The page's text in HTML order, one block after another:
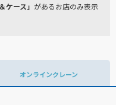
ケース」 があるお店のみ表示
オンラインクレーン